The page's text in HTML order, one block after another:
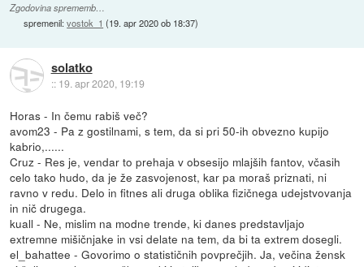
Zgodovina sprememb…
spremenil:vostok_1 (19. apr 2020 ob 18:37)
solatko
:: 19. apr 2020, 19:19
Horas - In čemu rabiš več?
avom23 - Pa z gostilnami, s tem, da si pri 50-ih obvezno kupijo
kabrio,......
Cruz - Res je, vendar to prehaja v obsesijo mlajših fantov, včasih
celo tako hudo, da je že zasvojenost, kar pa moraš priznati, ni
ravno v redu. Delo in fitnes ali druga oblika fizičnega udejstvovanja
in nič drugega.
kuall - Ne, mislim na modne trende, ki danes predstavljajo
extremne mišičnjake in vsi delate na tem, da bi ta extrem dosegli.
el_bahattee - Govorimo o statističnih povprečjih. Ja, večina žensk